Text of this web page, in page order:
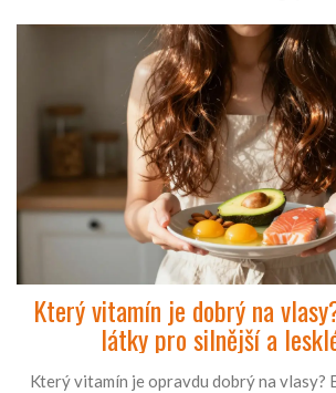
Který vitamín je dobrý na
látky pro silnější a
Který vitamín je opravdu dobrý na vlasy?